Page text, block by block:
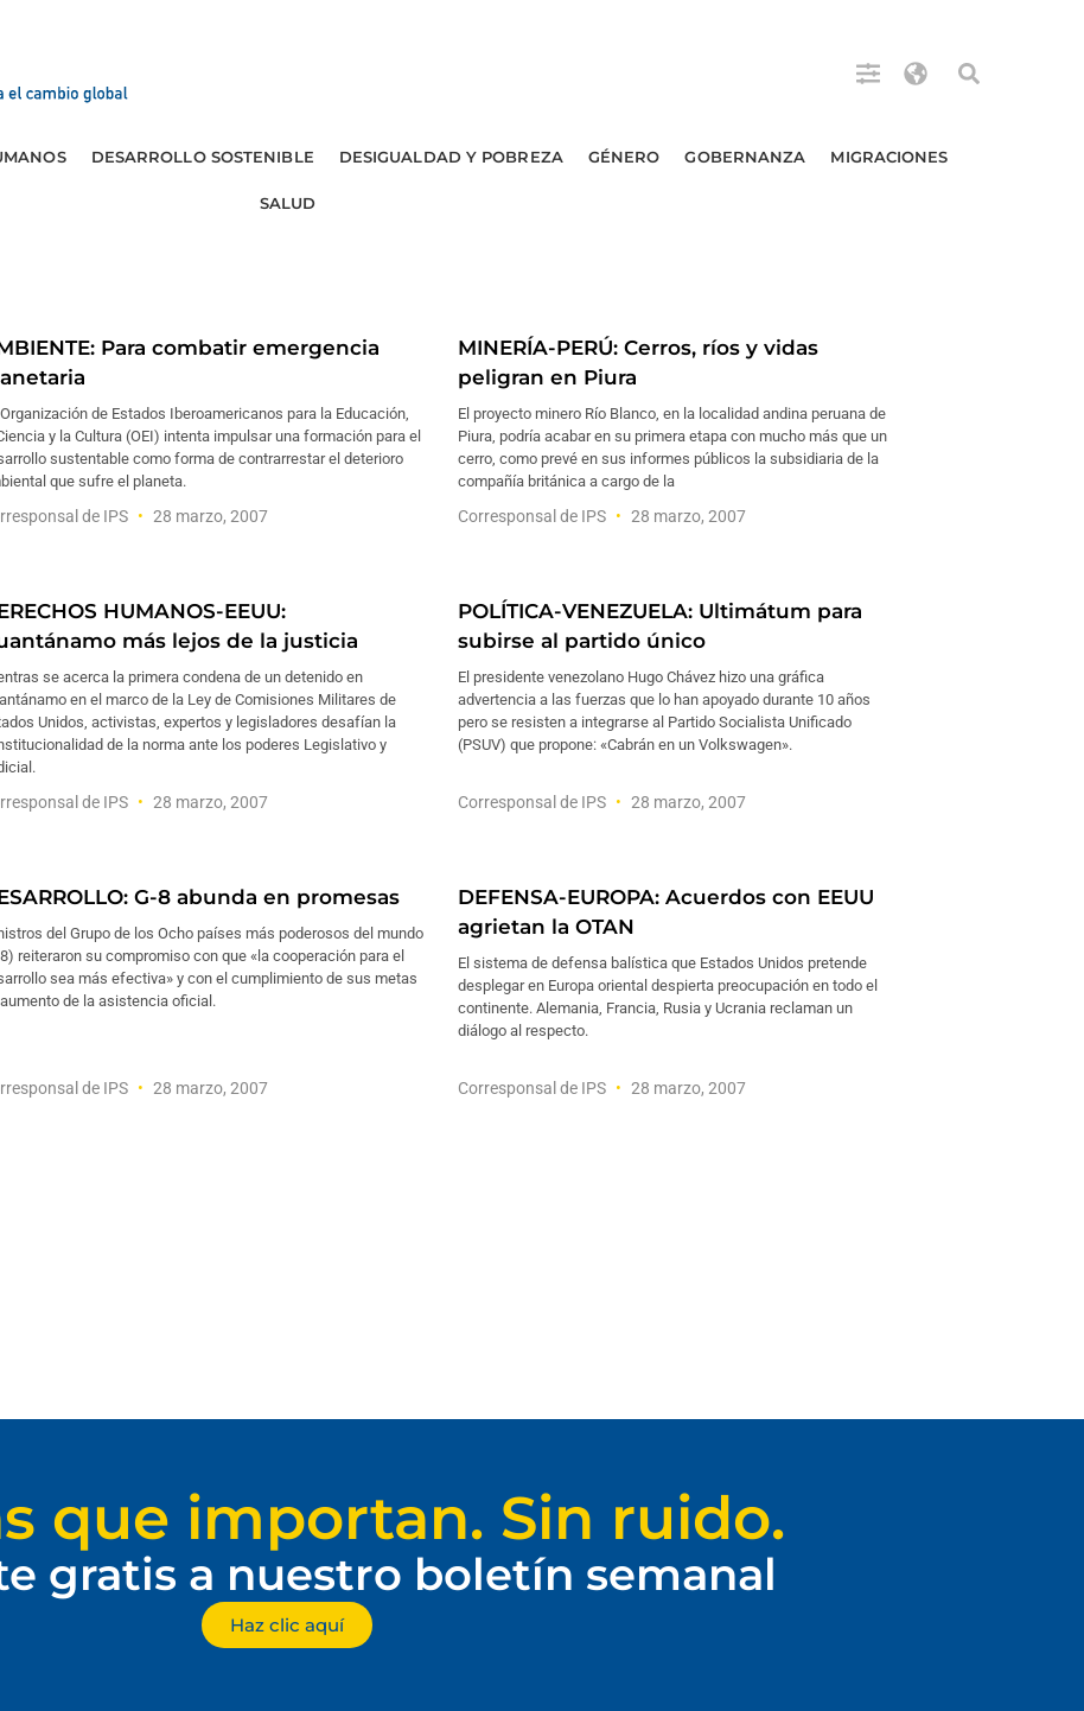
DESARROLLO SOSTENIBLE DESIGUALDAD Y POBREZA GÉNERO GOBERNANZA MIGRACIONES
SALUD
Para combatir emergencia
de Estados Iberoamericanos para la Educación,
y la Cultura (OEI) intenta impulsar una formación para el
sustentable como forma de contrarrestar el deterioro
que sufre el planeta.
de IPS 28 marzo, 2007
MINERÍA-PERÚ: Cerros, ríos y vidas
peligran en Piura
El proyecto minero Río Blanco, en la localidad andina peruana de
Piura, podría acabar en su primera etapa con mucho más que un
cerro, como prevé en sus informes públicos la subsidiaria de la
compañía británica a cargo de la
Corresponsal de IPS 28 marzo, 2007
HUMANOS-EEUU:
más lejos de la justicia
se acerca la primera condena de un detenido en
en el marco de la Ley de Comisiones Militares de
Unidos, activistas, expertos y legisladores desafían la
de la norma ante los poderes Legislativo y
de IPS 28 marzo, 2007
POLÍTICA-VENEZUELA: Ultimátum para
subirse al partido único
El presidente venezolano Hugo Chávez hizo una gráfica
advertencia a las fuerzas que lo han apoyado durante 10 años
pero se resisten a integrarse al Partido Socialista Unificado
(PSUV) que propone: «Cabrán en un Volkswagen».
Corresponsal de IPS 28 marzo, 2007
G-8 abunda en promesas
del Grupo de los Ocho países más poderosos del mundo
reiteraron su compromiso con que «la cooperación para el
sea más efectiva» y con el cumplimiento de sus metas
de la asistencia oficial.
de IPS 28 marzo, 2007
DEFENSA-EUROPA: Acuerdos con EEUU
agrietan la OTAN
El sistema de defensa balística que Estados Unidos pretende
desplegar en Europa oriental despierta preocupación en todo el
continente. Alemania, Francia, Rusia y Ucrania reclaman un
diálogo al respecto.
Corresponsal de IPS 28 marzo, 2007
que importan. Sin ruido.
gratis a nuestro boletín semanal
Haz clic aquí